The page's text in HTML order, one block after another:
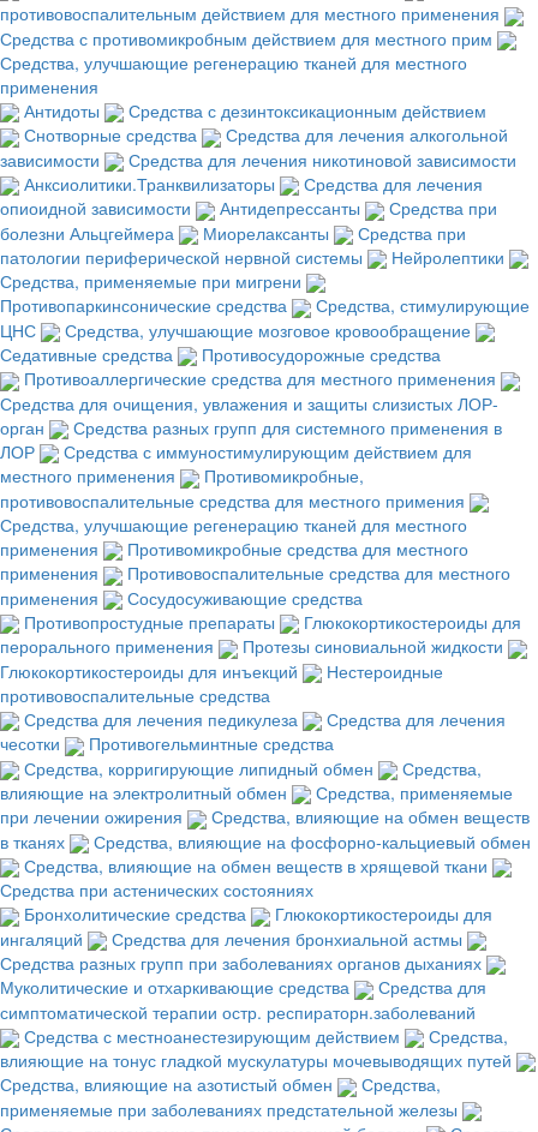
противовоспалительным действием для местного применения
Средства с противомикробным действием для местного прим
Средства, улучшающие регенерацию тканей для местного
применения
Антидоты
Средства с дезинтоксикационным действием
Снотворные средства
Средства для лечения алкогольной
зависимости
Средства для лечения никотиновой зависимости
Анксиолитики.Транквилизаторы
Средства для лечения
опиоидной зависимости
Антидепрессанты
Средства при
болезни Альцгеймера
Миорелаксанты
Средства при
патологии периферической нервной системы
Нейролептики
Средства, применяемые при мигрени
Противопаркинсонические средства
Средства, стимулирующие
ЦНС
Средства, улучшающие мозговое кровообращение
Седативные средства
Противосудорожные средства
Противоаллергические средства для местного применения
Средства для очищения, увлажения и защиты слизистых ЛОР-
орган
Средства разных групп для системного применения в
ЛОР
Средства с иммуностимулирующим действием для
местного применения
Противомикробные,
противовоспалительные средства для местного примения
Средства, улучшающие регенерацию тканей для местного
применения
Противомикробные средства для местного
применения
Противовоспалительные средства для местного
применения
Сосудосуживающие средства
Противопростудные препараты
Глюкокортикостероиды для
перорального применения
Протезы синовиальной жидкости
Глюкокортикостероиды для инъекций
Нестероидные
противовоспалительные средства
Средства для лечения педикулеза
Средства для лечения
чесотки
Противогельминтные средства
Средства, корригирующие липидный обмен
Средства,
влияющие на электролитный обмен
Средства, применяемые
при лечении ожирения
Средства, влияющие на обмен веществ
в тканях
Средства, влияющие на фосфорно-кальциевый обмен
Средства, влияющие на обмен веществ в хрящевой ткани
Средства при астенических состояниях
Бронхолитические средства
Глюкокортикостероиды для
ингаляций
Средства для лечения бронхиальной астмы
Средства разных групп при заболеваниях органов дыханиях
Муколитические и отхаркивающие средства
Средства для
симптоматической терапии остр. респираторн.заболеваний
Средства с местноанестезирующим действием
Средства,
влияющие на тонус гладкой мускулатуры мочевыводящих путей
Средства, влияющие на азотистый обмен
Средства,
применяемые при заболеваниях предстательной железы